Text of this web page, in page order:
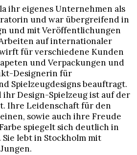
ihr eigenes Unternehmen als
und war übergreifend in
und mit Veröffentlichungen
auf internationaler
für verschiedene Kunden
und Verpackungen und
Designerin für
Spielzeugdesigns beauftragt.
ihr Design-Spielzeug ist auf der
Ihre Leidenschaft für den
sowie auch ihre Freude
spiegelt sich deutlich in
lebt in Stockholm mit